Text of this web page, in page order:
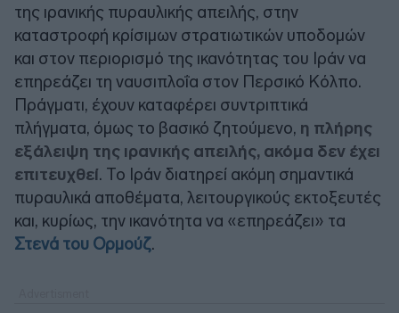
της ιρανικής πυραυλικής απειλής, στην
καταστροφή κρίσιμων στρατιωτικών υποδομών
και στον περιορισμό της ικανότητας του Ιράν να
επηρεάζει τη ναυσιπλοΐα στον Περσικό Κόλπο.
Πράγματι, έχουν καταφέρει συντριπτικά
πλήγματα, όμως το βασικό ζητούμενο, η πλήρης
εξάλειψη της ιρανικής απειλής, ακόμα δεν έχει
επιτευχθεί. Το Ιράν διατηρεί ακόμη σημαντικά
πυραυλικά αποθέματα, λειτουργικούς εκτοξευτές
και, κυρίως, την ικανότητα να «επηρεάζει» τα
Στενά του Ορμούζ.